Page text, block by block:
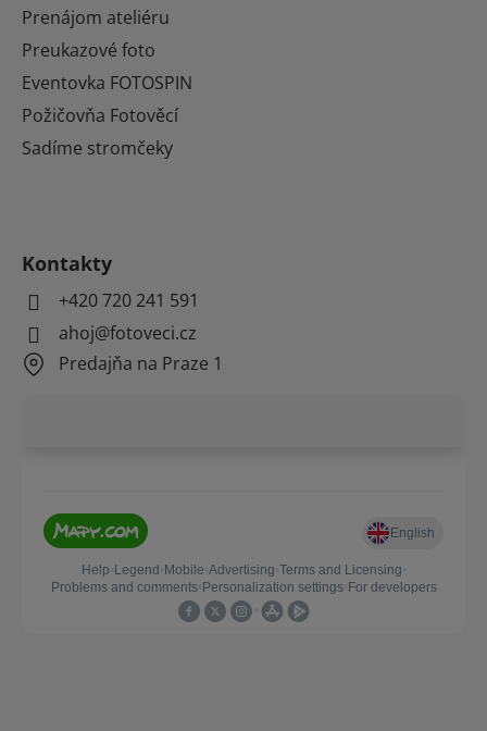
Prenájom ateliéru
Preukazové foto
Eventovka FOTOSPIN
Požičovňa Fotověcí
Sadíme stromčeky
Kontakty
+420 720 241 591
ahoj@fotoveci.cz
Predajňa na Praze 1